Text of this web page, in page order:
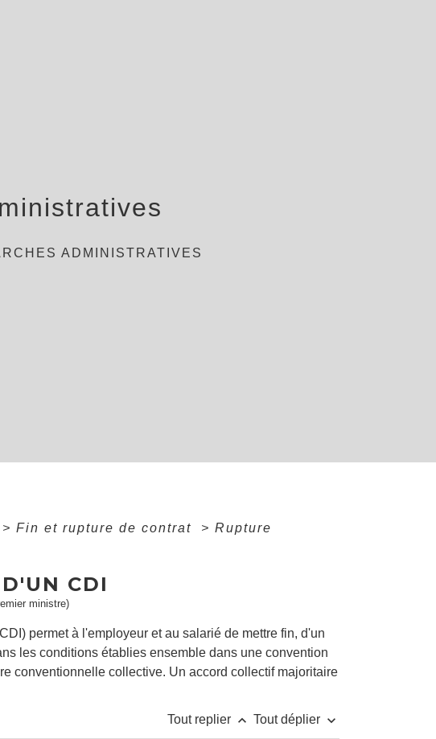
ADMINISTRATIVES
> Fin et rupture de contrat > Rupture
CDI
ministre)
permet à l'employeur et au salarié de mettre fin, d'un
les conditions établies ensemble dans une convention
conventionnelle collective. Un accord collectif majoritaire
Tout replier keyboard_arrow_up Tout déplier keyboard_arrow_down